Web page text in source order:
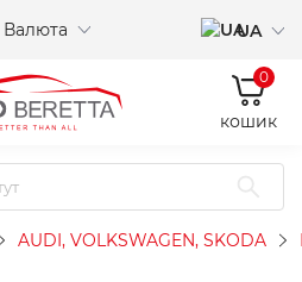
Валюта UA
0
кошик
AUDI, VOLKSWAGEN, SKODA